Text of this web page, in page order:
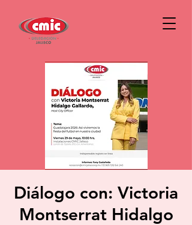
Diálogo con: Victoria
Montserrat Hidalgo